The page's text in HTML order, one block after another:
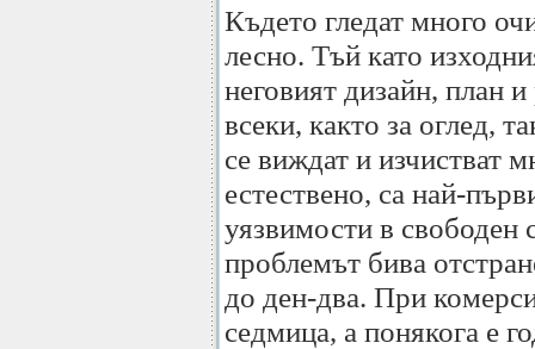
Където гледат много
лесно. Тъй като
неговият дизайн, план
всеки, както за оглед,
се виждат и изчистват
естествено, са най-
уязвимости в свободен
проблемът бива
до ден-два. При
седмица, а понякога е